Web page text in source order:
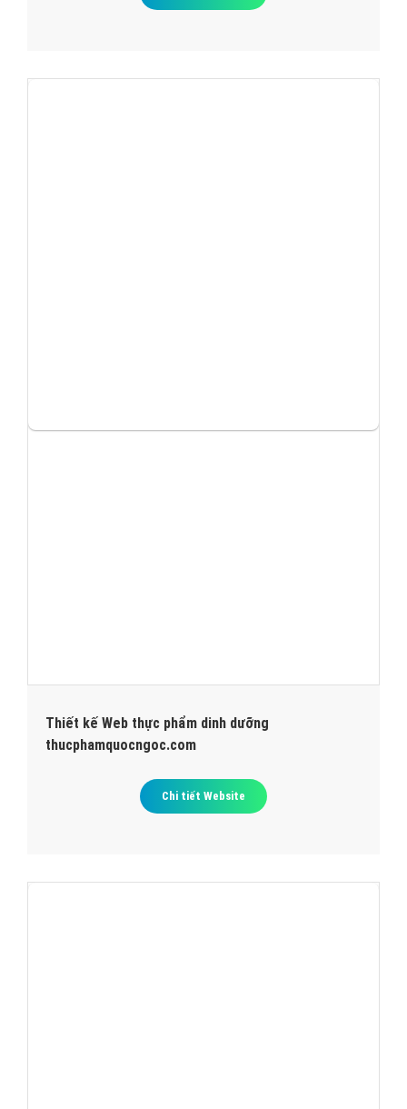
Thiết kế Web thực phẩm dinh dưỡng
thucphamquocngoc.com
Chi tiết Website